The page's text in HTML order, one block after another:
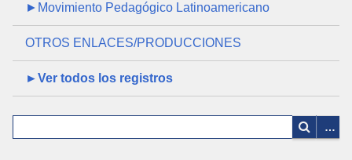
►Movimiento Pedagógico Latinoamericano
OTROS ENLACES/PRODUCCIONES
►Ver todos los registros